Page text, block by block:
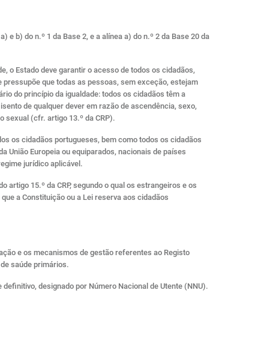
b) do n.º 1 da Base 2, e a alínea a) do n.º 2 da Base 20 da
o Estado deve garantir o acesso de todos os cidadãos,
que todas as pessoas, sem exceção, estejam
do princípio da igualdade: todos os cidadãos têm a
de qualquer dever em razão de ascendência, sexo,
sexual (cfr. artigo 13.º da CRP).
os cidadãos portugueses, bem como todos os cidadãos
União Europeia ou equiparados, nacionais de países
jurídico aplicável.
artigo 15.º da CRP, segundo o qual os estrangeiros e os
a Constituição ou a Lei reserva aos cidadãos
e os mecanismos de gestão referentes ao Registo
saúde primários.
designado por Número Nacional de Utente (NNU).